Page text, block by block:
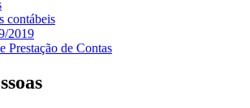
contábeis
2019
Prestação de Contas